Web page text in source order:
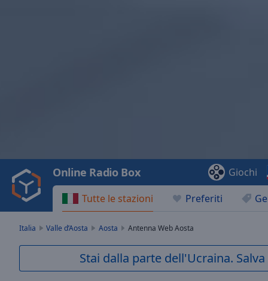
Video
Play
Backward
Skip
Current
Tutte le stazioni Preferiti
Online Radio Box Giochi
Italia Valle d’Aosta Aosta Antenna Web Aosta
Stai dalla parte dell'Ucraina.